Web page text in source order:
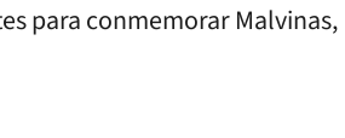
para conmemorar Malvinas,